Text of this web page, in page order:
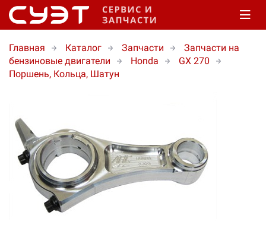
Главная Каталог Запчасти
Запчасти на
бензиновые двигатели
Honda
GX 270
Поршень, Кольца, Шатун